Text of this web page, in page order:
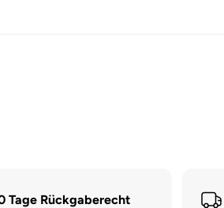
Tage Rückgaberecht